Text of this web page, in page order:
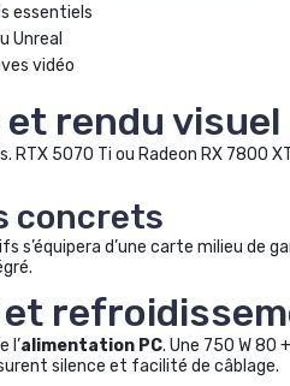
essentiels
Unreal
vidéo
rendu
RTX 5070 Ti ou Radeon RX 7800
concrets
d’une carte milieu de
l’alimentation PC. Une 750 W 80
silence et facilité de câblage.